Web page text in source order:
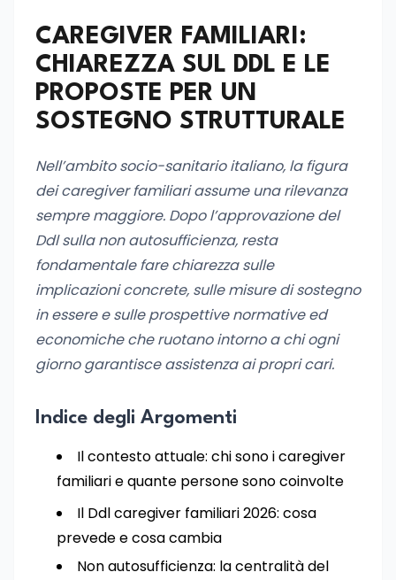
CAREGIVER FAMILIARI:
CHIAREZZA SUL DDL E LE
PROPOSTE PER UN
SOSTEGNO STRUTTURALE
Nell’ambito socio-sanitario italiano, la figura
dei caregiver familiari assume una rilevanza
sempre maggiore. Dopo l’approvazione del
Ddl sulla non autosufficienza, resta
fondamentale fare chiarezza sulle
implicazioni concrete, sulle misure di sostegno
in essere e sulle prospettive normative ed
economiche che ruotano intorno a chi ogni
giorno garantisce assistenza ai propri cari.
Indice degli Argomenti
Il contesto attuale: chi sono i caregiver
familiari e quante persone sono coinvolte
Il Ddl caregiver familiari 2026: cosa
prevede e cosa cambia
Non autosufficienza: la centralità del